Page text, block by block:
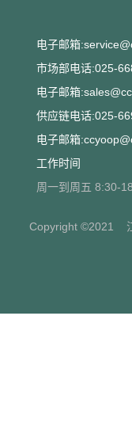
电子邮箱
市场部电话:025-
电子邮箱
供应链电话:025-
电子邮箱
工作时间
周一到周五 8:30-
Copyright ©2021